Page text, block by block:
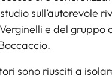
sull’autorevole
e del gruppo
sono riusciti a